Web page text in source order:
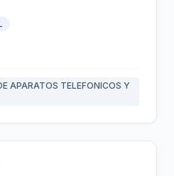
APARATOS TELEFONICOS Y